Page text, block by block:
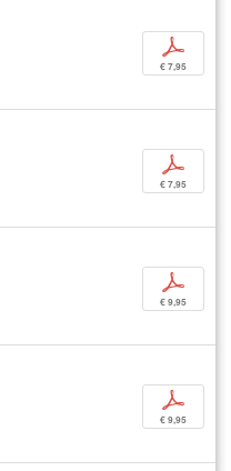
p
€ 7,95
p
€ 7,95
p
€ 9,95
p
€ 9,95